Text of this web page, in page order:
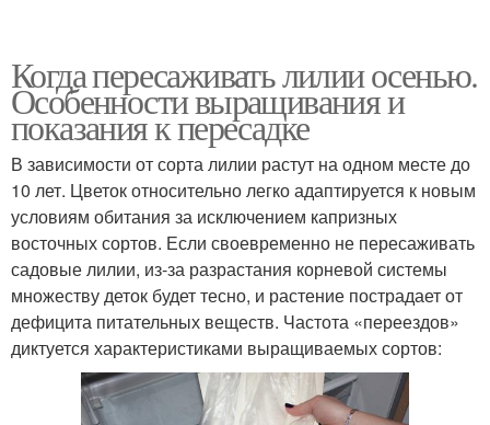
Когда пересаживать лилии осенью.
Особенности выращивания и
показания к пересадке
В зависимости от сорта лилии растут на одном месте до
10 лет. Цветок относительно легко адаптируется к новым
условиям обитания за исключением капризных
восточных сортов. Если своевременно не пересаживать
садовые лилии, из-за разрастания корневой системы
множеству деток будет тесно, и растение пострадает от
дефицита питательных веществ. Частота «переездов»
диктуется характеристиками выращиваемых сортов: